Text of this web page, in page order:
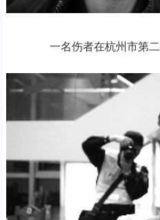
一名伤者在杭州市第